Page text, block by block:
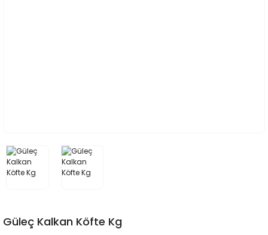
Güleç Kalkan Köfte Kg